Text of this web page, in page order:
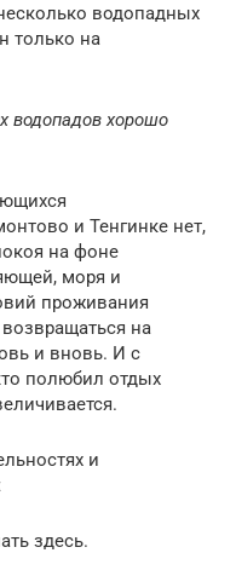
водопадных
только на
водопадов хорошо
и Тенгинке нет,
на фоне
моря и
проживания
на
и вновь. И с
полюбил отдых
и
здесь.